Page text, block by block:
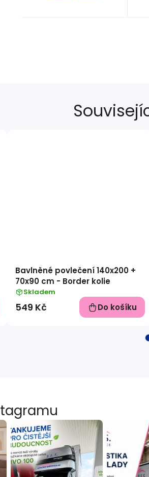
Bavlněné povlečení 140x200 +
70x90 cm - Border kolie
Skladem
549 Kč Do košíku